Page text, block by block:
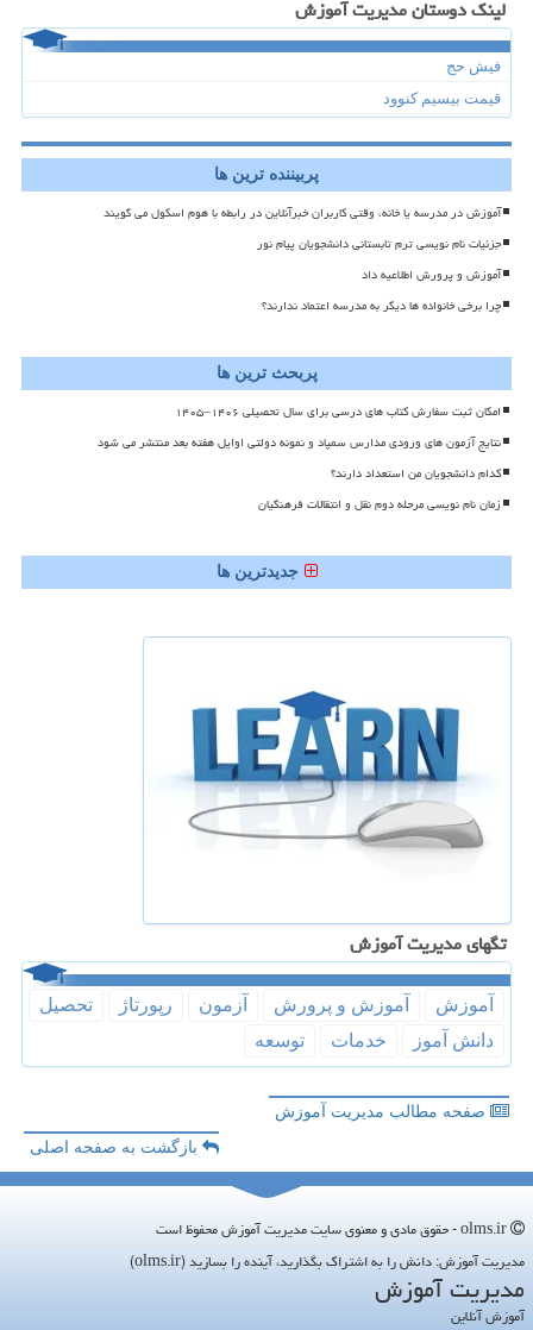
لینک دوستان مدیریت آموزش
فیش حج
قیمت بیسیم کنوود
پربیننده ترین ها
آموزش در مدرسه یا خانه، وقتی کاربران خبرآنلاین در رابطه با هوم اسکول می گویند
جزئیات نام نویسی ترم تابستانی دانشجویان پیام نور
آموزش و پرورش اطلاعیه داد
چرا برخی خانواده ها دیگر به مدرسه اعتماد ندارند؟
پربحث ترین ها
امکان ثبت سفارش کتاب های درسی برای سال تحصیلی ۱۴۰۶–۱۴۰۵
نتایج آزمون های ورودی مدارس سمپاد و نمونه دولتی اوایل هفته بعد منتشر می شود
کدام دانشجویان من استعداد دارند؟
زمان نام نویسی مرحله دوم نقل و انتقالات فرهنگیان
جدیدترین ها
تگهای مدیریت آموزش
آموزش آموزش و پرورش آزمون رپورتاژ
تحصیل
دانش آموز
خدمات توسعه
صفحه مطالب مدیریت آموزش
بازگشت به صفحه اصلی
مدیریت آموزش: دانش را به اشتراک بگذارید، آینده را بسازید (olms.ir)
مدیریت آموزش
آموزش آنلاین